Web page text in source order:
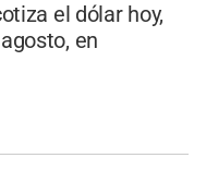
el dólar hoy,
en